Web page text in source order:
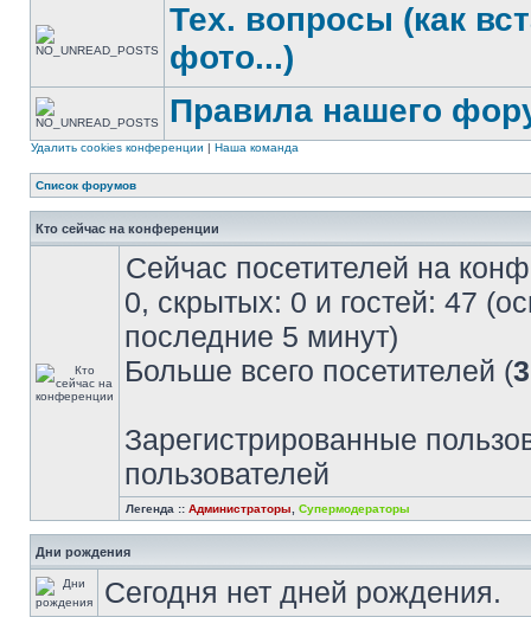
Тех. вопросы (как
фото...)
Правила нашего
Удалить cookies конференции | Наша команда
Список форумов
Кто сейчас на конференции
Сейчас посетителей на
0, скрытых: 0 и гостей: 47
последние 5 минут)
Больше всего посетителей (
Зарегистрированные
пользователей
Легенда :: Администраторы Супермодераторы
Дни рождения
Сегодня нет дней рождения.